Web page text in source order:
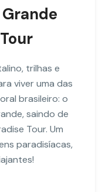
trilhas e
viver uma das
brasileiro: o
saindo de
Tour. Um
paradisíacas,